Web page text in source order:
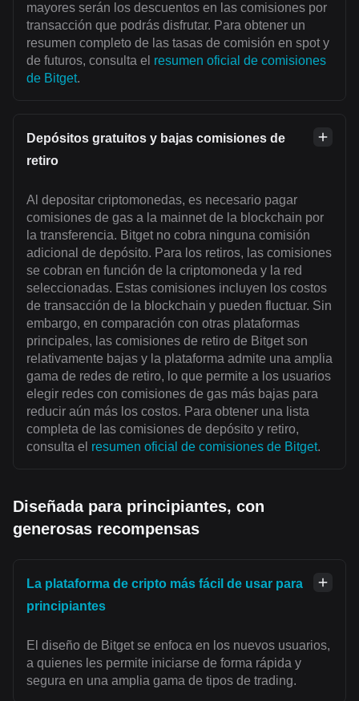
mayores serán los descuentos en las comisiones por
transacción que podrás disfrutar. Para obtener un
resumen completo de las tasas de comisión en spot y
de futuros, consulta el resumen oficial de comisiones
de Bitget.
Depósitos gratuitos y bajas comisiones de
retiro
Al depositar criptomonedas, es necesario pagar
comisiones de gas a la mainnet de la blockchain por
la transferencia. Bitget no cobra ninguna comisión
adicional de depósito. Para los retiros, las comisiones
se cobran en función de la criptomoneda y la red
seleccionadas. Estas comisiones incluyen los costos
de transacción de la blockchain y pueden fluctuar. Sin
embargo, en comparación con otras plataformas
principales, las comisiones de retiro de Bitget son
relativamente bajas y la plataforma admite una amplia
gama de redes de retiro, lo que permite a los usuarios
elegir redes con comisiones de gas más bajas para
reducir aún más los costos. Para obtener una lista
completa de las comisiones de depósito y retiro,
consulta el resumen oficial de comisiones de Bitget.
Diseñada para principiantes, con
generosas recompensas
La plataforma de cripto más fácil de usar para
principiantes
El diseño de Bitget se enfoca en los nuevos usuarios,
a quienes les permite iniciarse de forma rápida y
segura en una amplia gama de tipos de trading.